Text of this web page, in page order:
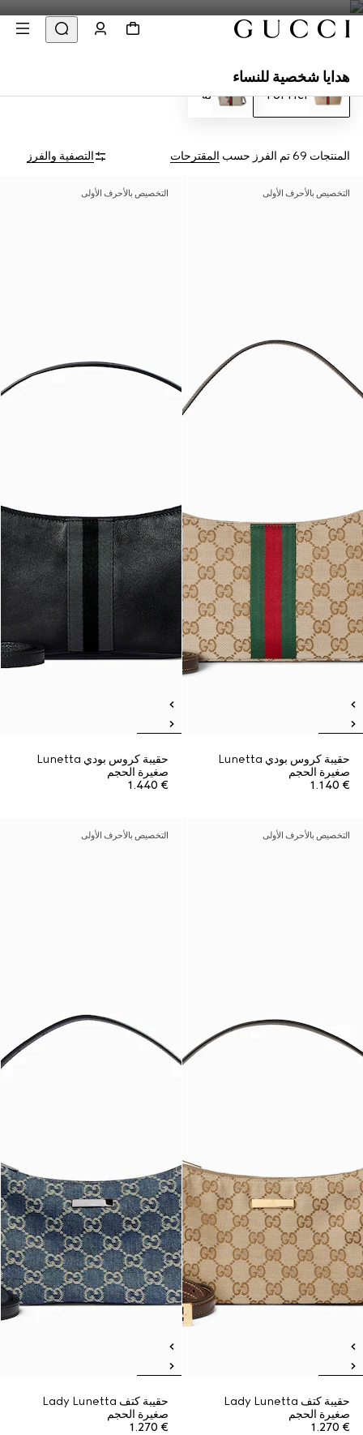
هدايا شخصية للنساء
For Her له
المنتجات 69 تم الفرز حسب المقترحات التصفية والفرز
التخصيص بالأحرف الأولى
حقيبة كروس بودي Lunetta
صغيرة الحجم
€ 1.140
التخصيص بالأحرف الأولى
حقيبة كروس بودي Lunetta
صغيرة الحجم
€ 1.440
التخصيص بالأحرف الأولى
حقيبة كتف Lady Lunetta
صغيرة الحجم
€ 1.270
التخصيص بالأحرف الأولى
حقيبة كتف Lady Lunetta
صغيرة الحجم
€ 1.270